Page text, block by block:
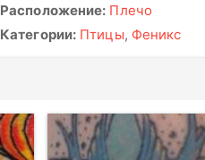
Расположение: Плечо
Категории: Птицы, Феникс